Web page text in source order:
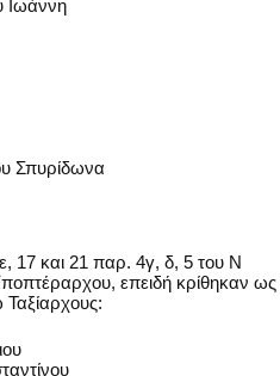
Ιωάννη
Σπυρίδωνα
17 και 21 παρ. 4γ, δ, 5 του Ν
επειδή κρίθηκαν ως
Ταξίαρχους: